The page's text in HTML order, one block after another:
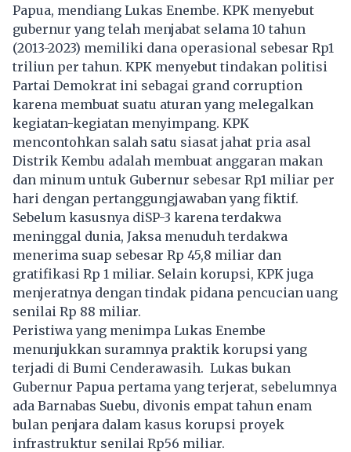
Papua, mendiang Lukas Enembe. KPK menyebut
gubernur yang telah menjabat selama 10 tahun
(2013-2023) memiliki dana operasional sebesar Rp1
triliun per tahun. KPK menyebut tindakan politisi
Partai Demokrat ini sebagai grand corruption
karena membuat suatu aturan yang melegalkan
kegiatan-kegiatan menyimpang. KPK
mencontohkan salah satu siasat jahat pria asal
Distrik Kembu adalah membuat anggaran makan
dan minum untuk Gubernur sebesar Rp1 miliar per
hari dengan pertanggungjawaban yang fiktif.
Sebelum kasusnya diSP-3 karena terdakwa
meninggal dunia, Jaksa menuduh terdakwa
menerima suap sebesar Rp 45,8 miliar dan
gratifikasi Rp 1 miliar. Selain korupsi, KPK juga
menjeratnya dengan tindak pidana pencucian uang
senilai Rp 88 miliar.
Peristiwa yang menimpa Lukas Enembe
menunjukkan suramnya praktik korupsi yang
terjadi di Bumi Cenderawasih. Lukas bukan
Gubernur Papua pertama yang terjerat, sebelumnya
ada Barnabas Suebu, divonis empat tahun enam
bulan penjara dalam kasus korupsi proyek
infrastruktur senilai Rp56 miliar.